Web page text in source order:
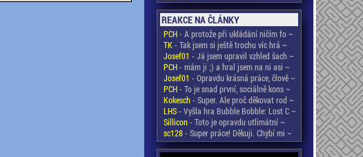
REAKCE NA ČLÁNKY
PCH- A protože při ukládání ničím fo ~
TK- Tak jsem si ještě trochu víc hrá ~
Josef01 - Já jsem upravil vzhled šach ~
PCH- mám ji ;) a hral jsem na ni asi ~
Josef01 - Opravdu krásná práce, člově ~
PCH- To je snad první, sociálně kons ~
Kokesch- Super. Ale proč děkovat rod ~
LHS- Vyšla hra Bubble Bobble: Lost C ~
Sillicon- Toto je opravdu utlimátní ~
sc128- Super práce! Děkuji. Chybí mi ~